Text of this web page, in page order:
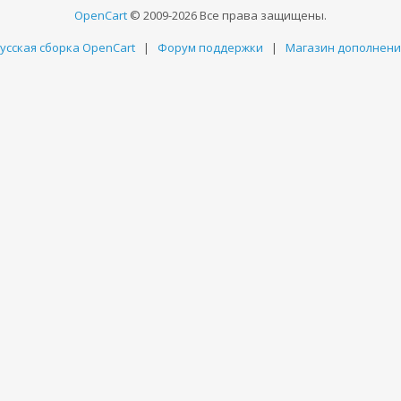
OpenCart © 2009-2026 Все права защищены.
сборка OpenCart | Форум поддержки | Магазин